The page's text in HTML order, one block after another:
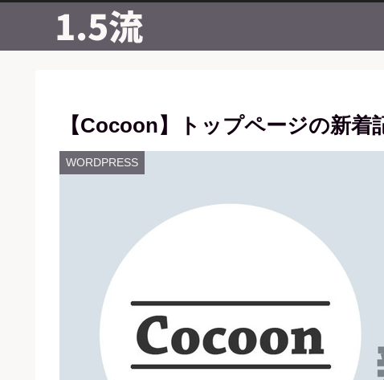
【Cocoon】トップページの新着
WORDPRESS